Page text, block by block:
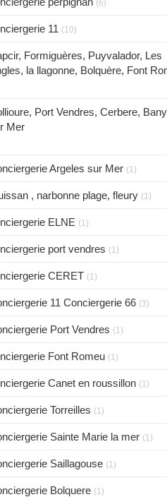
(6)
11 (10)
Formiguères, Puyvalador, Les
la llagonne, Bolquère, Font
Port Vendres, Cerbere,
Mer
Argeles sur Mer (1)
, narbonne plage, fleury (1)
ELNE (1)
port vendres (1)
CERET (1)
11 Conciergerie 66 (3)
Port Vendres (1)
Font Romeu (1)
Canet en roussillon (1)
Torreilles (1)
Sainte Marie la mer (1)
Saillagouse (1)
Bolquere (1)